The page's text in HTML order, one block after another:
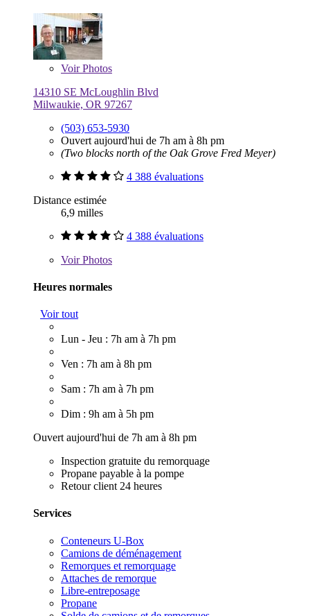
VoirPhotos
14310 SE McLoughlin Blvd
Milwaukie, OR 97267
(503) 653-5930
Ouvert aujourd'hui de 7h am à 8h pm
(Two blocks north of the Oak Grove Fred Meyer)
4 388 évaluations
Distance estimée
6,9 milles
4 388 évaluations
VoirPhotos
Heures normales
Voir tout
Lun - Jeu : 7h am à 7h pm
Ven : 7h am à 8h pm
Sam : 7h am à 7h pm
Dim : 9h am à 5h pm
Ouvert aujourd'hui de 7h am à 8h pm
Inspection gratuite du remorquage
Propane payable à la pompe
Retour client 24 heures
Services
Conteneurs U-Box
Camions de déménagement
Remorques et remorquage
Attaches de remorque
Libre-entreposage
Propane